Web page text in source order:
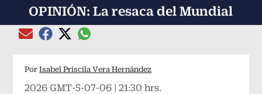
OPINIÓN: La resaca del Mundial
Compartir el artículo actual mediante Email
Compartir el artículo actual mediante Facebook
Compartir el artículo actual mediante Twitter
Compartir el artículo actual mediante
Por Isabel Priscila Vera Hernández
2026 GMT-5-07-06 | 21:30 hrs.